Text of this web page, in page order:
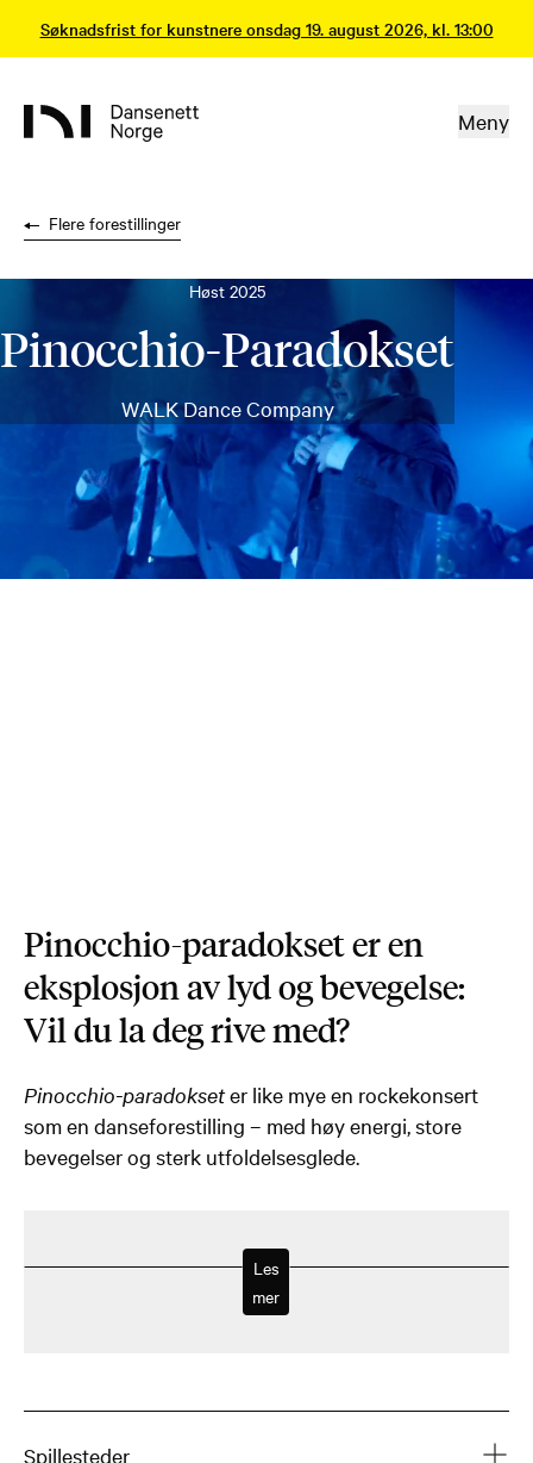
Søknadsfrist for kunstnere onsdag 19. august 2026, kl. 13:00
Meny
Flere forestillinger
Høst 2025
Pinocchio-Paradokset
WALK Dance Company
Pinocchio-paradokset er en
eksplosjon av lyd og bevegelse:
Vil du la deg rive med?
Pinocchio-paradokseter like mye en rockekonsert
som en danseforestilling – med høy energi, store
bevegelser og sterk utfoldelsesglede.
Les
mer
Spillesteder